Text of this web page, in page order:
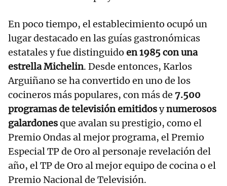
En poco tiempo, el establecimiento ocupó un
lugar destacado en las guías gastronómicas
estatales y fue distinguido en 1985 con una
estrella Michelin. Desde entonces, Karlos
Arguiñano se ha convertido en uno de los
cocineros más populares, con más de 7.500
programas de televisión emitidosynumerosos
galardonesque avalan su prestigio, como el
Premio Ondas al mejor programa, el Premio
Especial TP de Oro al personaje revelación del
año, el TP de Oro al mejor equipo de cocina o el
Premio Nacional de Televisión.